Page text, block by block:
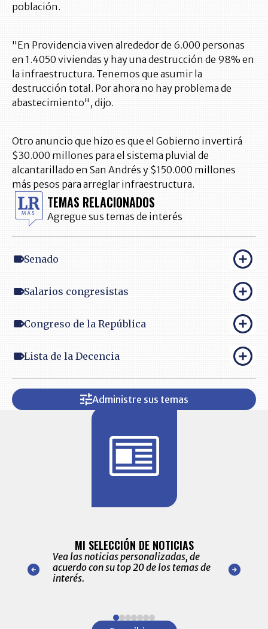
población.
"En Providencia viven alrededor de 6.000 personas
en 1.4050 viviendas y hay una destrucción de 98% en
la infraestructura. Tenemos que asumir la
destrucción total. Por ahora no hay problema de
abastecimiento", dijo.
Otro anuncio que hizo es que el Gobierno invertirá
$30.000 millones para el sistema pluvial de
alcantarillado en San Andrés y $150.000 millones
más pesos para arreglar infraestructura.
TEMAS RELACIONADOS
Agregue sus temas de interés
Senado
Salarios congresistas
Congreso de la República
Lista de la Decencia
Administre sus temas
nuestro
para
MI SELECCIÓN DE NOTICIAS
Vea las noticias personalizadas, de
acuerdo con su top 20 de los temas de
interés.
de las